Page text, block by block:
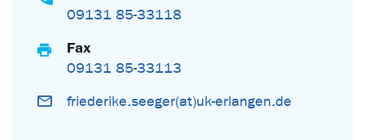
09131 85-33118
Fax
09131 85-33113
friederike.seeger(at)uk-erlangen.de